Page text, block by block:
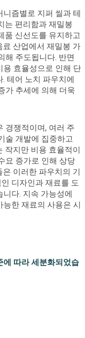
즘별로 지퍼 씰과 테
는 편리함과 재밀봉
품 신선도를 유지하고
산업에서 재밀봉 가
해 주도됩니다. 반면
용 효율성으로 인해 단
테어 노치 파우치에
가 추세에 의해 더욱
경쟁적이며, 여러 주
술 개발에 집중하고
작지만 비용 효율적이
요 증가로 인해 상당
이러한 파우치의 기
디자인과 재료를 도
다. 지속 가능성에
한 재료의 사용은 시
에 따라 세분화되었습